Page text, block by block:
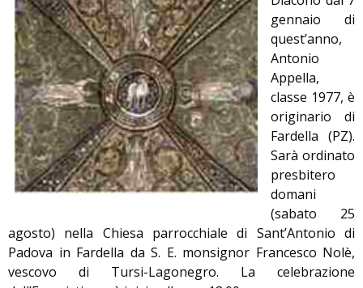
gennaio di
quest’anno,
Antonio
Appella,
classe 1977, è
originario di
Fardella (PZ).
Sarà ordinato
presbitero
domani
(sabato 25
agosto) nella Chiesa parrocchiale di Sant’Antonio di
Padova in Fardella da S. E. monsignor Francesco Nolè,
vescovo di Tursi-Lagonegro. La celebrazione